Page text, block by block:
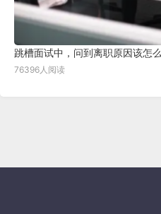
跳槽面试中，问到离职原因该怎
76396人阅读